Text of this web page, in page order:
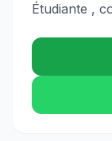
Étudiante ,